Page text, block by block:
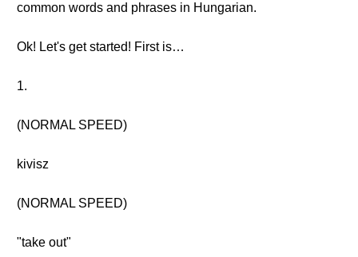
common words and phrases in Hungarian.
Ok! Let's get started! First is…
1.
(NORMAL SPEED)
kivisz
(NORMAL SPEED)
"take out"